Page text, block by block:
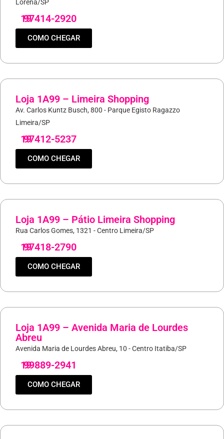
Lorena/SP
19
97414-2920
COMO CHEGAR
Loja 1A99 – Limeira Shopping
Av. Carlos Kuntz Busch, 800 - Parque Egisto Ragazzo
Limeira/SP
19
97412-5237
COMO CHEGAR
Loja 1A99 – Pátio Limeira Shopping
Rua Carlos Gomes, 1321 - Centro Limeira/SP
19
97418-2790
COMO CHEGAR
Loja 1A99 – Avenida Maria de Lourdes
Abreu
Avenida Maria de Lourdes Abreu, 10 - Centro Itatiba/SP
19
99889-2941
COMO CHEGAR